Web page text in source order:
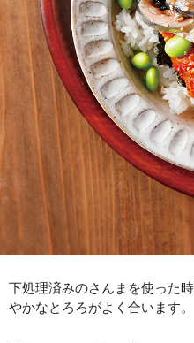
下処理済みのさんまを使った
やかなとろろがよく合います。